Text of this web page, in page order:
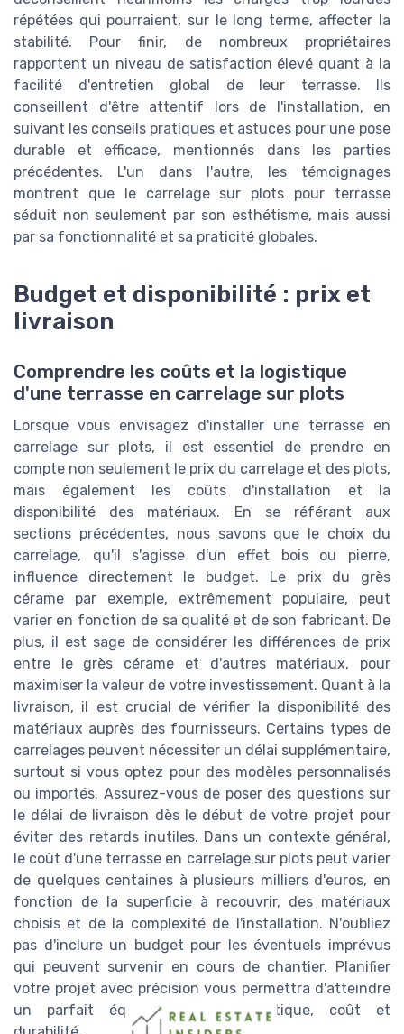
répétées qui pourraient, sur le long terme, affecter la
stabilité. Pour finir, de nombreux propriétaires
rapportent un niveau de satisfaction élevé quant à la
facilité d'entretien global de leur terrasse. Ils
conseillent d'être attentif lors de l'installation, en
suivant les conseils pratiques et astuces pour une pose
durable et efficace, mentionnés dans les parties
précédentes. L'un dans l'autre, les témoignages
montrent que le carrelage sur plots pour terrasse
séduit non seulement par son esthétisme, mais aussi
par sa fonctionnalité et sa praticité globales.
Budget et disponibilité : prix et
livraison
Comprendre les coûts et la logistique
d'une terrasse en carrelage sur plots
Lorsque vous envisagez d'installer une terrasse en
carrelage sur plots, il est essentiel de prendre en
compte non seulement le prix du carrelage et des plots,
mais également les coûts d'installation et la
disponibilité des matériaux. En se référant aux
sections précédentes, nous savons que le choix du
carrelage, qu'il s'agisse d'un effet bois ou pierre,
influence directement le budget. Le prix du grès
cérame par exemple, extrêmement populaire, peut
varier en fonction de sa qualité et de son fabricant. De
plus, il est sage de considérer les différences de prix
entre le grès cérame et d'autres matériaux, pour
maximiser la valeur de votre investissement. Quant à la
livraison, il est crucial de vérifier la disponibilité des
matériaux auprès des fournisseurs. Certains types de
carrelages peuvent nécessiter un délai supplémentaire,
surtout si vous optez pour des modèles personnalisés
ou importés. Assurez-vous de poser des questions sur
le délai de livraison dès le début de votre projet pour
éviter des retards inutiles. Dans un contexte général,
le coût d'une terrasse en carrelage sur plots peut varier
de quelques centaines à plusieurs milliers d'euros, en
fonction de la superficie à recouvrir, des matériaux
choisis et de la complexité de l'installation. N'oubliez
pas d'inclure un budget pour les éventuels imprévus
qui peuvent survenir en cours de chantier. Planifier
votre projet avec précision vous permettra d'atteindre
un parfait équilibre entre esthétique, coût et